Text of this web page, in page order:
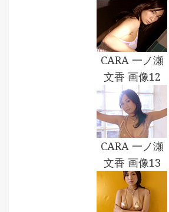
CARA 一ノ瀬
文香 画像12
CARA 一ノ瀬
文香 画像13